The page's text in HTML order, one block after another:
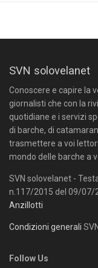
SVN solovelanet
Conoscere e capire la
giornalisti che con la
quotidiane e i servizi
di barche, di
trasmettere a voi
mondo delle barche a
SVN solovelanet -
n.117/2015 del 09/07/
Anzillotti
Condizioni generali
Follow Us